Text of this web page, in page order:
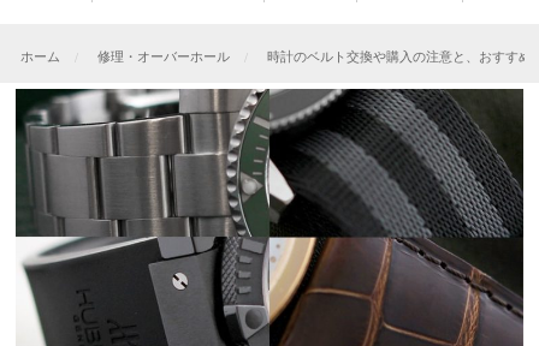
ホーム 修理・オーバーホール 時計のベルト交換や購入の注意と、おすすめ